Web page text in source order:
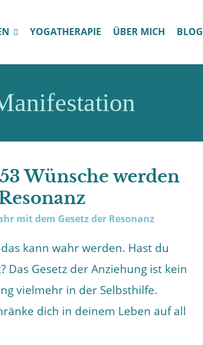
YOGATHERAPIE ÜBER MICH BLOG
Wünsche werden
kann wahr werden. Hast du
Das Gesetz der Anziehung ist kein
vielmehr in der Selbsthilfe.
dich in deinem Leben auf all